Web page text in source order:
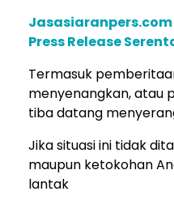
Press Release
Termasuk
menyenangkan, atau
tiba datang
Jika situasi ini tidak
maupun ketokohan
lantak